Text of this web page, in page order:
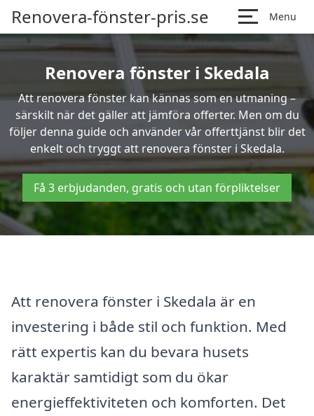
Renovera-fönster-pris.se Menu
Renovera fönster i Skedala
Att renovera fönster kan kännas som en utmaning –
särskilt när det gäller att jämföra offerter. Men om du
följer denna guide och använder vår offerttjänst blir det
enkelt och tryggt att renovera fönster i Skedala.
Få 3 erbjudanden, gratis och utan förpliktelser
Att renovera fönster i Skedala är en
investering i både stil och funktion. Med
rätt expertis kan du bevara husets
karaktär samtidigt som du ökar
energieffektiviteten och komforten. Det